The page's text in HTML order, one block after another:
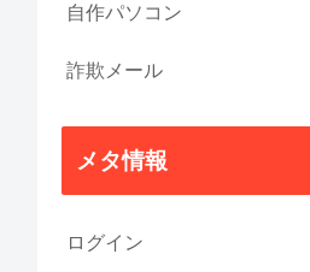
自作パソコン
詐欺メール
メタ情報
ログイン